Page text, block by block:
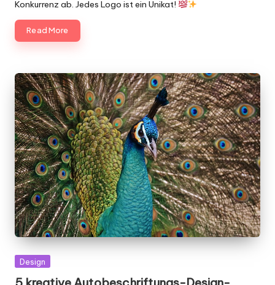
Konkurrenz ab. Jedes Logo ist ein Unikat!
Read More
Posted
Design